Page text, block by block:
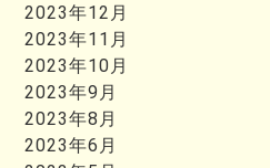
2023年12月
2023年11月
2023年10月
2023年9月
2023年8月
2023年6月